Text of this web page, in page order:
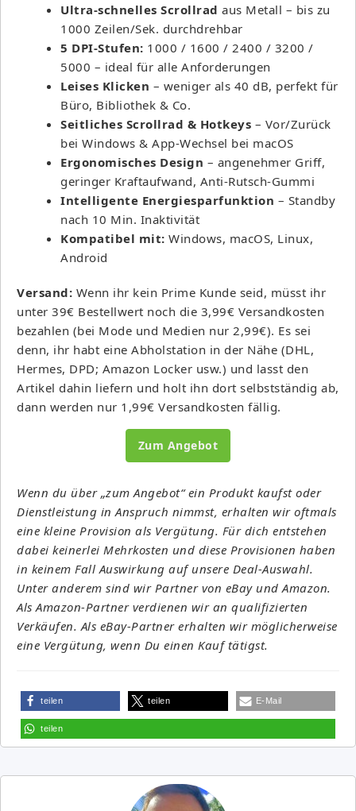
Ultra-schnelles Scrollrad aus Metall – bis zu
1000 Zeilen/Sek. durchdrehbar
5 DPI-Stufen: 1000 / 1600 / 2400 / 3200 /
5000 – ideal für alle Anforderungen
Leises Klicken – weniger als 40 dB, perfekt für
Büro, Bibliothek & Co.
Seitliches Scrollrad & Hotkeys – Vor/Zurück
bei Windows & App-Wechsel bei macOS
Ergonomisches Design – angenehmer Griff,
geringer Kraftaufwand, Anti-Rutsch-Gummi
Intelligente Energiesparfunktion – Standby
nach 10 Min. Inaktivität
Kompatibel mit: Windows, macOS, Linux,
Android
Versand: Wenn ihr kein Prime Kunde seid, müsst ihr
unter 39€ Bestellwert noch die 3,99€ Versandkosten
bezahlen (bei Mode und Medien nur 2,99€). Es sei
denn, ihr habt eine Abholstation in der Nähe (DHL,
Hermes, DPD; Amazon Locker usw.) und lasst den
Artikel dahin liefern und holt ihn dort selbstständig ab,
dann werden nur 1,99€ Versandkosten fällig.
Zum Angebot
Wenn du über „zum Angebot“ ein Produkt kaufst oder
Dienstleistung in Anspruch nimmst, erhalten wir oftmals
eine kleine Provision als Vergütung. Für dich entstehen
dabei keinerlei Mehrkosten und diese Provisionen haben
in keinem Fall Auswirkung auf unsere Deal-Auswahl.
Unter anderem sind wir Partner von eBay und Amazon.
Als Amazon-Partner verdienen wir an qualifizierten
Verkäufen. Als eBay-Partner erhalten wir möglicherweise
eine Vergütung, wenn Du einen Kauf tätigst.
teilen teilen E-Mail
teilen